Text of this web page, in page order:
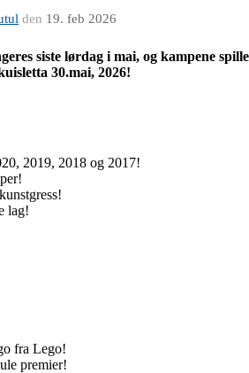
den 19. feb 2026
siste lørdag i mai, og kampene
30.mai, 2026!
2019, 2018 og 2017!
lag!
fra Lego!
premier!